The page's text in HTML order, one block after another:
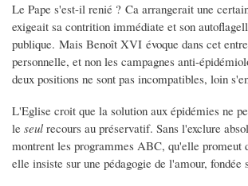
Le Pape s'est-il renié ? Ca arrangerait une
exigeait sa contrition immédiate et son
publique. Mais Benoît XVI évoque dans cet
personnelle, et non les campagnes anti-
deux positions ne sont pas incompatibles, loin
L'Eglise croit que la solution aux épidémies ne
le seul recours au préservatif. Sans l'exclure
montrent les programmes ABC, qu'elle promeut
elle insiste sur une pédagogie de l'amour,